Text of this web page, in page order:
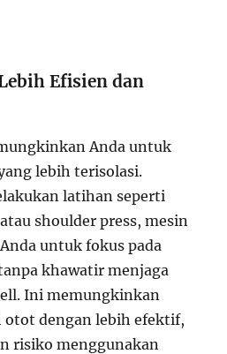
Efisien dan
Anda untuk
lebih terisolasi.
latihan seperti
shoulder press, mesin
untuk fokus pada
khawatir menjaga
Ini memungkinkan
dengan lebih efektif,
risiko menggunakan